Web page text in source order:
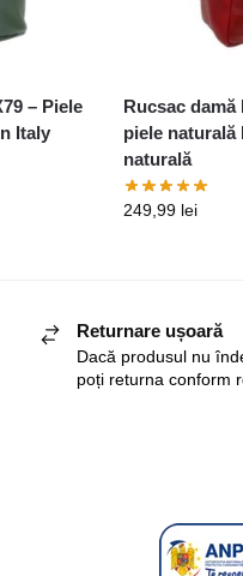
– Piele
Italy
Rucsac damă
piele naturală
naturală
249,99 lei
Returnare ușoară
Dacă produsul nu
poți returna conform